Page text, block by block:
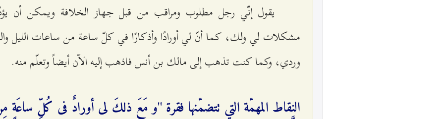
يقول إنّي رجل مطلوب ومراقب من قبل جهاز الخلافة ويمكن أن
مشكلات لي ولك، كما أنّ لي أورادًا وأذكارًا في كلّ ساعة من ساعات الليل
وردي، وكما كنت تذهب إلى مالك بن أنس فاذهب إليه الآن أيضاً وتعلّم منه.
النقاط المهمّة التي تتضمّنها فقرة "و مَعَ ذلكَ لى أورادٌ فى كُلِّ ساعَةٍ